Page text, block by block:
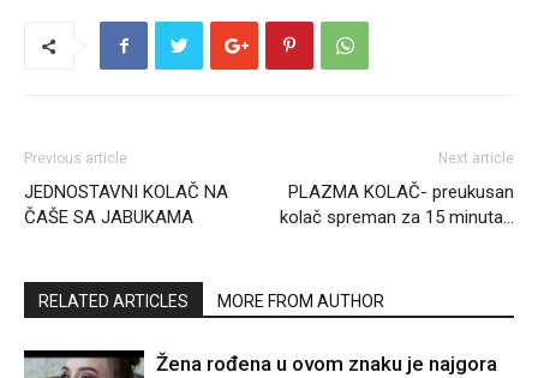
Previous article
JEDNOSTAVNI KOLAČ NA
ČAŠE SA JABUKAMA
Next article
PLAZMA KOLAČ- preukusan
kolač spreman za 15 minuta…
RELATED ARTICLES MORE FROM AUTHOR
Žena rođena u ovom znaku je najgora